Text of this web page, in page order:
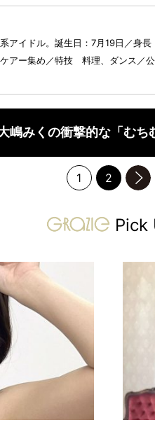
アイドル。誕生日：7月19日／身
アー集め／特技 料理、ダンス／公
嶋みくの衝撃的な「むち
1 2
次のページへ
Pick